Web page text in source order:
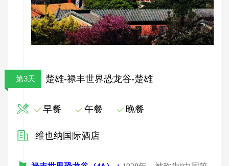
第3天 楚雄-禄丰世界恐龙谷-楚雄
早餐 午餐 晚餐
维也纳国际酒店